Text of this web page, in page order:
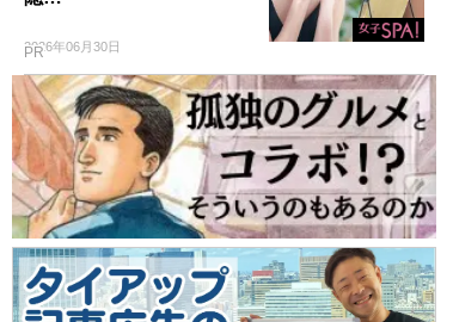
2026年06月30日
PR